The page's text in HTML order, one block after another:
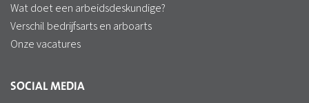
Wat doet een arbeidsdeskundige?
Verschil bedrijfsarts en arboarts
Onze vacatures
SOCIAL MEDIA